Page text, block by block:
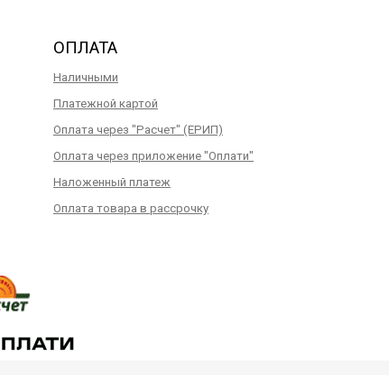
ОПЛАТА
Наличными
Платежной картой
Оплата через "Расчет" (ЕРИП)
Оплата через приложение "Оплати"
Наложенный платеж
Оплата товара в рассрочку